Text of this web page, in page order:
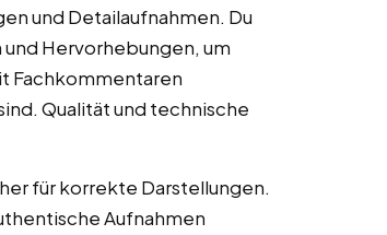
und Detailaufnahmen. Du
Hervorhebungen, um
Fachkommentaren
Qualität und technische
für korrekte Darstellungen.
Aufnahmen